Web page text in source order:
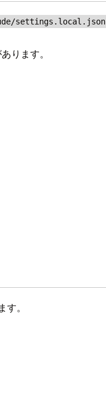
settings.local.json
ります。
。